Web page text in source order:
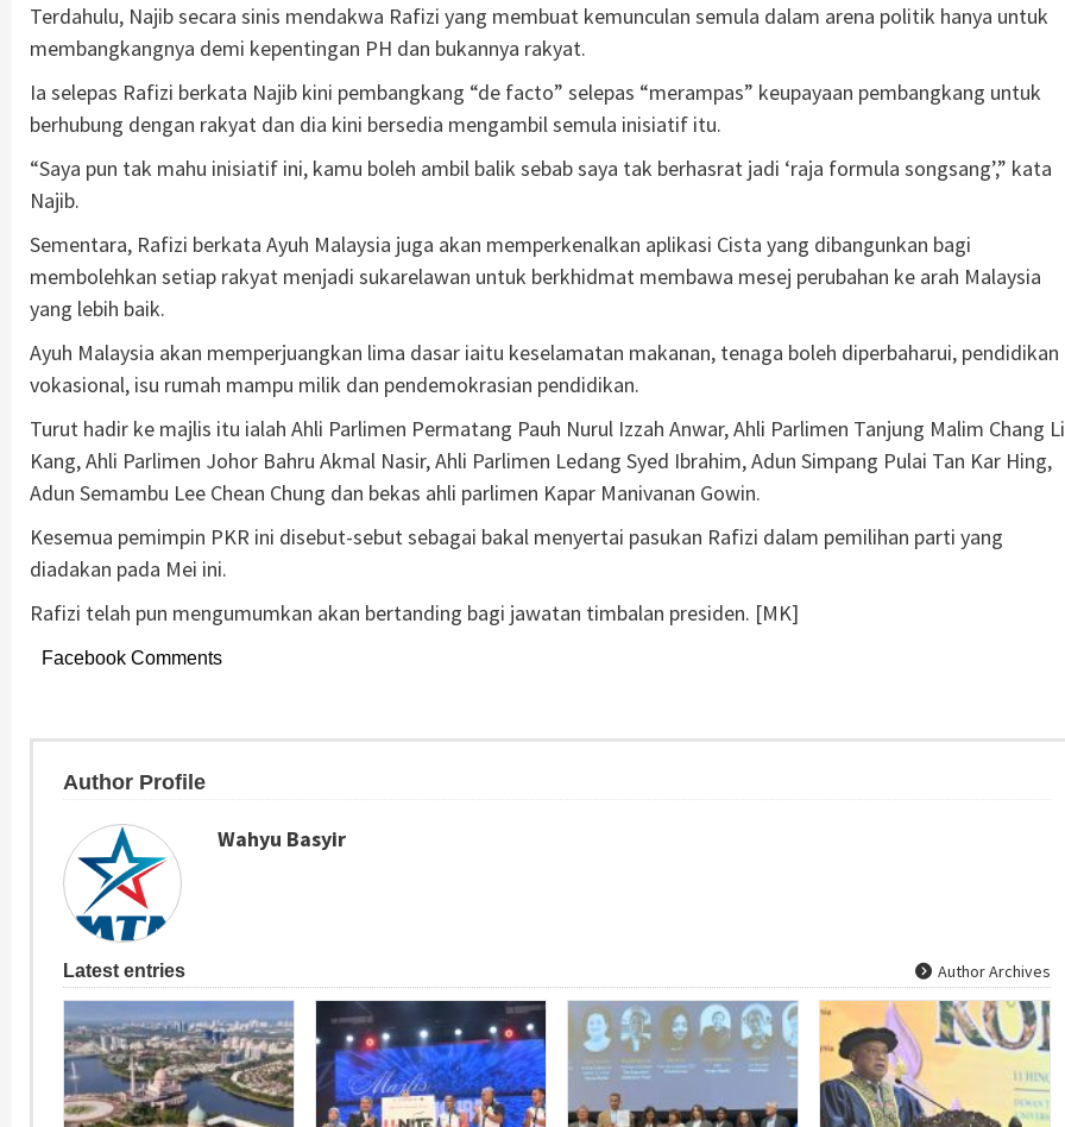
Terdahulu, Najib secara sinis mendakwa Rafizi yang membuat kemunculan semula dalam arena politik hanya untuk
membangkangnya demi kepentingan PH dan bukannya rakyat.
Ia selepas Rafizi berkata Najib kini pembangkang “de facto” selepas “merampas” keupayaan pembangkang untuk
berhubung dengan rakyat dan dia kini bersedia mengambil semula inisiatif itu.
“Saya pun tak mahu inisiatif ini, kamu boleh ambil balik sebab saya tak berhasrat jadi ‘raja formula songsang’,” kata
Najib.
Sementara, Rafizi berkata Ayuh Malaysia juga akan memperkenalkan aplikasi Cista yang dibangunkan bagi
membolehkan setiap rakyat menjadi sukarelawan untuk berkhidmat membawa mesej perubahan ke arah Malaysia
yang lebih baik.
Ayuh Malaysia akan memperjuangkan lima dasar iaitu keselamatan makanan, tenaga boleh diperbaharui, pendidikan
vokasional, isu rumah mampu milik dan pendemokrasian pendidikan.
Turut hadir ke majlis itu ialah Ahli Parlimen Permatang Pauh Nurul Izzah Anwar, Ahli Parlimen Tanjung Malim Chang
Kang, Ahli Parlimen Johor Bahru Akmal Nasir, Ahli Parlimen Ledang Syed Ibrahim, Adun Simpang Pulai Tan Kar Hing,
Adun Semambu Lee Chean Chung dan bekas ahli parlimen Kapar Manivanan Gowin.
Kesemua pemimpin PKR ini disebut-sebut sebagai bakal menyertai pasukan Rafizi dalam pemilihan parti yang
diadakan pada Mei ini.
Rafizi telah pun mengumumkan akan bertanding bagi jawatan timbalan presiden. [MK]
Facebook Comments
Author Profile
Wahyu Basyir
Latest entries Author Archives